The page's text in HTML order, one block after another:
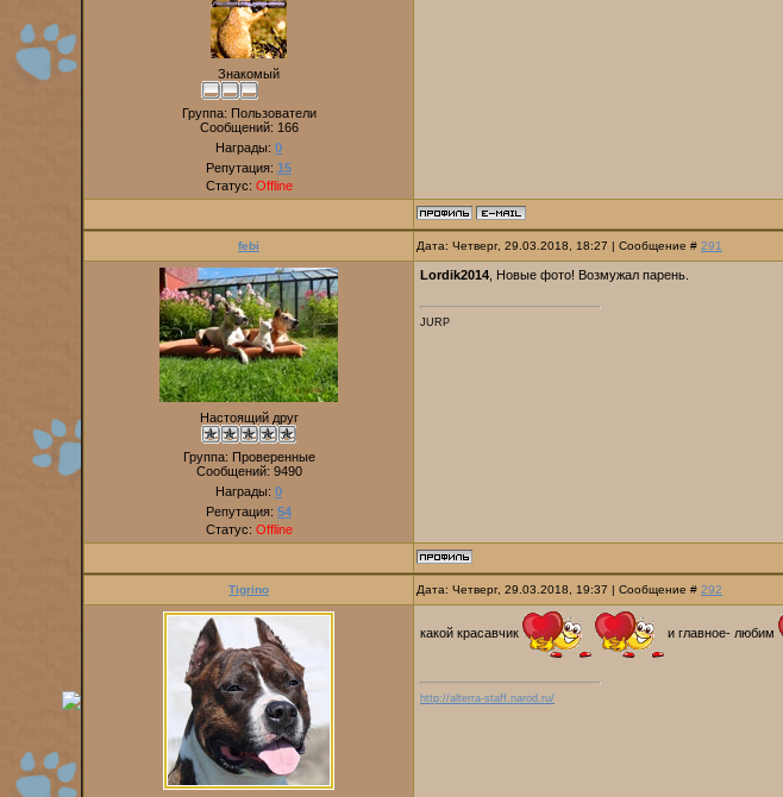
Знакомый
Группа: Пользователи
Сообщений: 166
Награды: 0
Репутация: 15
Статус: Offline
febi Дата: Четверг, 29.03.2018, 18:27 | Сообщение # 291
Настоящий друг
Группа: Проверенные
Сообщений: 9490
Награды: 0
Репутация: 54
Статус: Offline
Lordik2014 , Новые фото! Возмужал парень.
JURP
Tigrino Дата: Четверг, 29.03.2018, 19:37 | Сообщение # 292
какой красавчик и главное- любим
http://alterra-staff.narod.ru/